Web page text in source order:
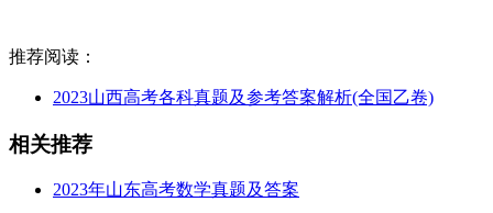
推荐阅读：
2023山西高考各科真题及参考答案解析(全国乙卷)
相关推荐
2023年山东高考数学真题及答案